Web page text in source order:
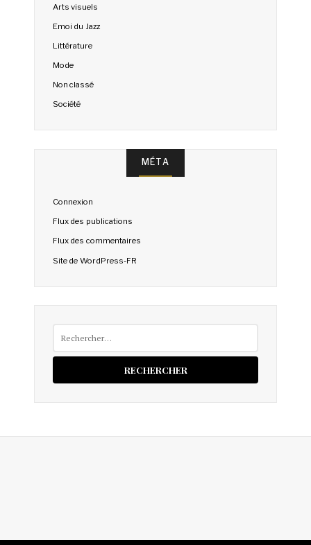
Arts visuels
Emoi du Jazz
Littérature
Mode
Non classé
Société
MÉTA
Connexion
Flux des publications
Flux des commentaires
Site de WordPress-FR